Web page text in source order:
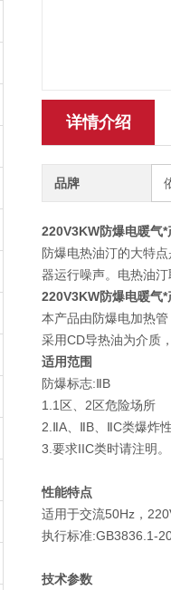
详情介绍
品牌
220V3KW防爆电暖气*
防爆电热油汀的大特
器运行噪声。电热油
220V3KW防爆电暖气*
本产品由防爆电加热
采用CD导热油为介质
适用范围
防爆标志:ⅡB
1.1区、2区危险场
2.ⅡA、ⅡB、ⅡC类爆炸
3.要求IIC类时请注明。
性能特点
适用于交流50Hz，
执行标准:GB3836.1-
技术参数